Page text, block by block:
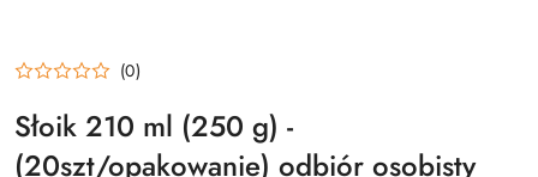
(0)
Słoik 210 ml (250 g) -
(20szt/opakowanie) odbiór osobisty